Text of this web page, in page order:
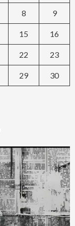
8 9
15 16
22 23
29 30